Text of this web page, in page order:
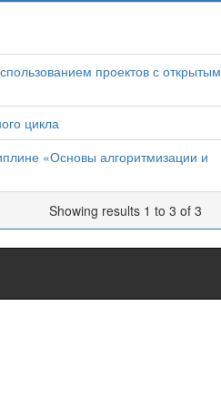
проектов с открытым
цикла
«Основы алгоритмизации и
Showing results 1 to 3 of 3